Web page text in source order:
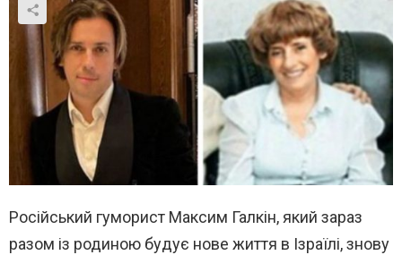
Російський гуморист Максим Галкін, який зараз
разом із родиною будує нове життя в Ізраїлі, знову